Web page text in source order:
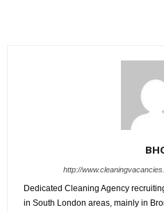
http://
Dedicated Cleaning Agency
in South London areas, mainly in